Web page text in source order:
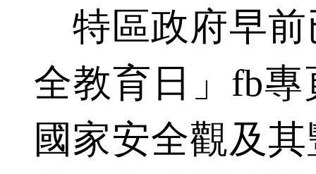
特區政府早前
全教育日」fb
國家安全觀及